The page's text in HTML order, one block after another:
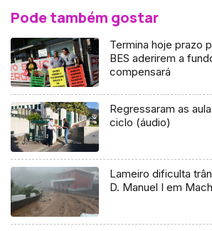
Pode também gostar
Termina hoje prazo
BES aderirem a
compensará
Regressaram as
ciclo (áudio)
Lameiro dificulta
D. Manuel I em